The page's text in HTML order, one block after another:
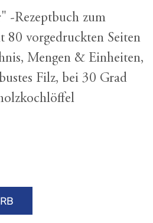
-Rezeptbuch zum
80 vorgedruckten Seiten
Mengen & Einheiten,
Filz, bei 30 Grad